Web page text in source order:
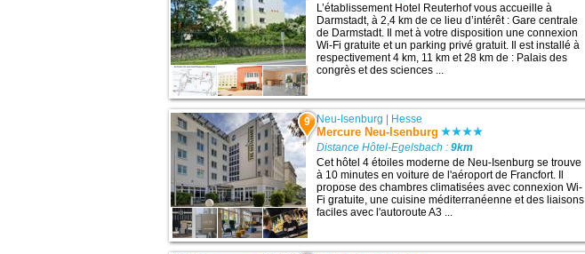
L’établissement Hotel Reuterhof vous accueille à
Darmstadt, à 2,4 km de ce lieu d’intérêt : Gare centrale
de Darmstadt. Il met à votre disposition une connexion
Wi-Fi gratuite et un parking privé gratuit. Il est installé à
respectivement 4 km, 11 km et 28 km de : Palais des
congrès et des sciences ...
9 Neu-Isenburg Hesse
Mercure Neu-Isenburg
Distance Hôtel-Egelsbach :9km
Cet hôtel 4 étoiles moderne de Neu-Isenburg se trouve
à 10 minutes en voiture de l'aéroport de Francfort. Il
propose des chambres climatisées avec connexion Wi-
Fi gratuite, une cuisine méditerranéenne et des liaisons
faciles avec l'autoroute A3 ...